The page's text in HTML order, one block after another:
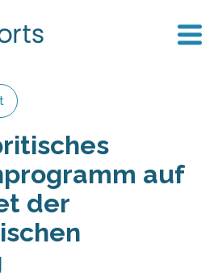
auf
der